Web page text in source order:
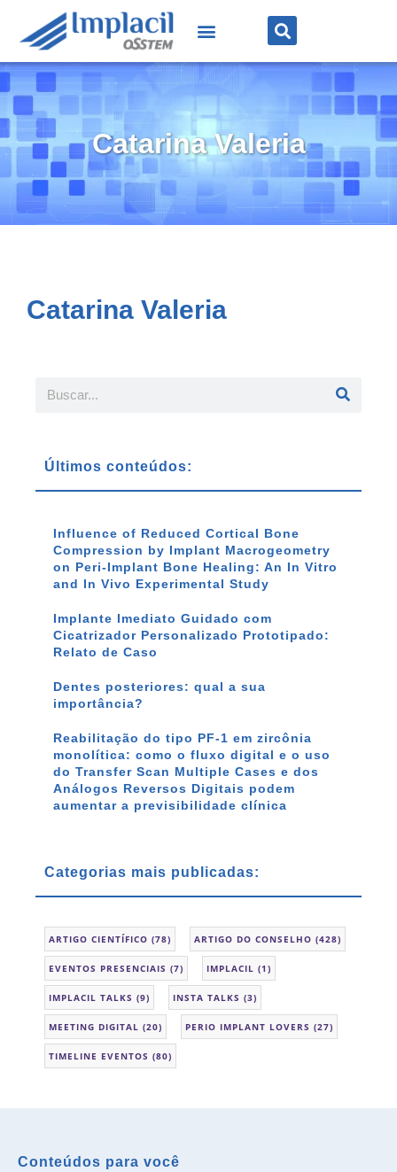
Catarina Valeria
Catarina Valeria
Últimos conteúdos:
Influence of Reduced Cortical Bone
Compression by Implant Macrogeometry
on Peri-Implant Bone Healing: An In Vitro
and In Vivo Experimental Study
Implante Imediato Guidado com
Cicatrizador Personalizado Prototipado:
Relato de Caso
Dentes posteriores: qual a sua
importância?
Reabilitação do tipo PF-1 em zircônia
monolítica: como o fluxo digital e o uso
do Transfer Scan Multiple Cases e dos
Análogos Reversos Digitais podem
aumentar a previsibilidade clínica
Categorias mais publicadas:
ARTIGO CIENTÍFICO (78) ARTIGO DO CONSELHO (428)
EVENTOS PRESENCIAIS (7) IMPLACIL (1)
IMPLACIL TALKS (9) INSTA TALKS (3)
MEETING DIGITAL (20) PERIO IMPLANT LOVERS (27)
TIMELINE EVENTOS (80)
Conteúdos para você